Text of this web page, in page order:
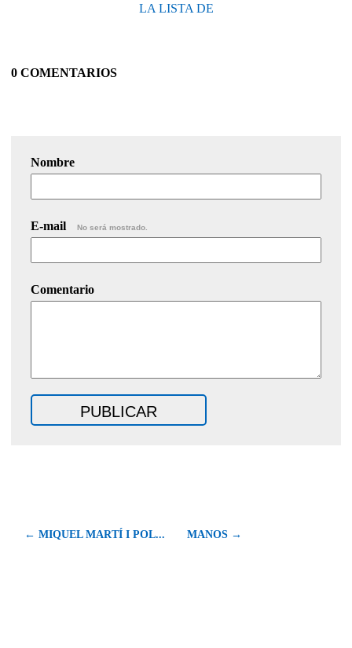
LA LISTA DE
0 COMENTARIOS
Nombre
E-mail No será mostrado.
Comentario
← MIQUEL MARTÍ I POL... MANOS →